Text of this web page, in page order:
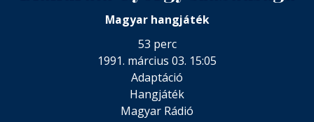
Magyar hangjáték
53 perc
1991. március 03. 15:05
Adaptáció
Hangjáték
Magyar Rádió